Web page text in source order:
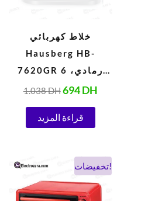
خلاط كهربائي
Hausberg HB-
7620GR رمادي، 6
سرعات، 5 لترات
1.038DH694DH
قراءة المزيد
تخفيضات!
السعر
الأصلي
هو:
السعر
الحالي
هو: